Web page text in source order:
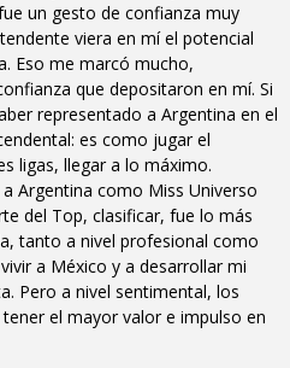
un gesto de confianza muy
viera en mí el potencial
Eso me marcó mucho,
que depositaron en mí. Si
representado a Argentina en el
es como jugar el
ligas, llegar a lo máximo.
Argentina como Miss Universo
del Top, clasificar, fue lo más
tanto a nivel profesional como
a México y a desarrollar mi
Pero a nivel sentimental, los
el mayor valor e impulso en